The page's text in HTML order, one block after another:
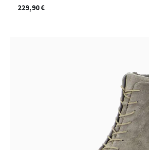
229,90 €